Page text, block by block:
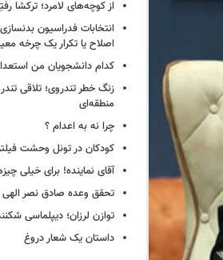
از کوچه‌های لامرد؛ ترکشا
انتخابات فدراسیون
اصلاح یا تکرار یک چرخه
کدام دانشجویان من
زنگ خطر تندروی؛ تلاقی
منطقه‌ای
چرا نه به اعدام ؟
کودکان در تونل وحشت
آقای نماینده! برای خیلی
تحقق وعده صادق نصر الهی
توازن لرزان؛ دیپلماسی
داستان یک شعار دروغ